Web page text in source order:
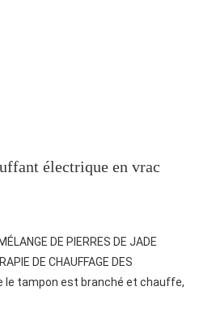
électrique en vrac
DE PIERRES DE JADE
DE CHAUFFAGE DES
le tampon est branché et chauffe,